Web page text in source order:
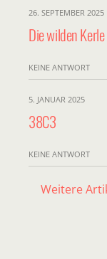
26. SEPTEMBER 2025
Die wilden
KEINE ANTWORT
5. JANUAR 2025
38C3
KEINE ANTWORT
Weitere